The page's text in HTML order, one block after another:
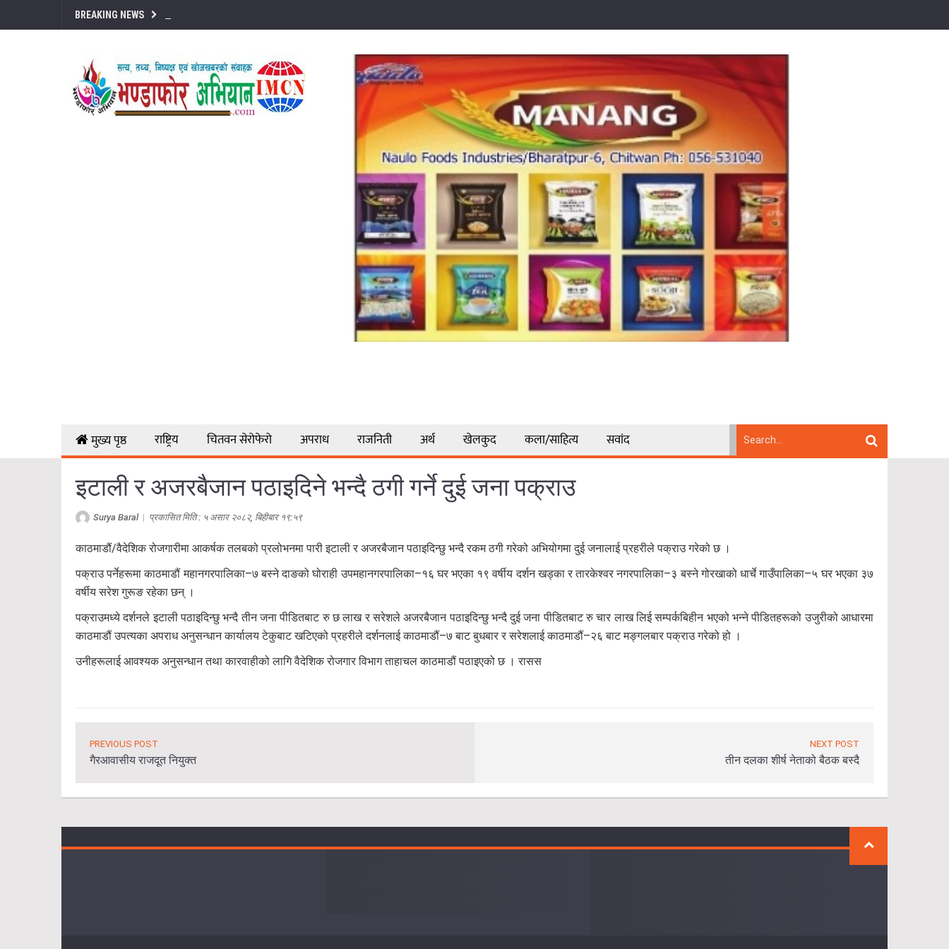
BREAKING NEWS
मुख्य पृष्ठ राष्ट्रिय चितवन सेरोफेरो अपराध राजनिती अर्थ खेलकुद कला/साहित्य सवांद
इटाली र अजरबैजान पठाइदिने भन्दै ठगी गर्ने दुई जना पक्राउ
Surya Baral| प्रकासित मिति : ५ असार २०८२, बिहीबार १९:५९
काठमाडौं/वैदेशिक रोजगारीमा आकर्षक तलबको प्रलोभनमा पारी इटाली र अजरबैजान पठाइदिन्छु भन्दै रकम ठगी गरेको अभियोगमा दुई जनालाई प्रहरीले पक्राउ गरेको छ ।
पक्राउ पर्नेहरूमा काठमाडौं महानगरपालिका–७ बस्ने दाङको घोराही उपमहानगरपालिका–१६ घर भएका १९ वर्षीय दर्शन खड्का र तारकेश्वर नगरपालिका–३ बस्ने गोरखाको धार्चे गाउँपालिका–५ घर भएका ३७
वर्षीय सरेश गुरूङ रहेका छन् ।
पक्राउमध्ये दर्शनले इटाली पठाइदिन्छु भन्दै तीन जना पीडितबाट रु छ लाख र सरेशले अजरबैजान पठाइदिन्छु भन्दै दुई जना पीडितबाट रु चार लाख लिई सम्पर्कबिहीन भएको भन्ने पीडितहरूको उजुरीको आधारमा
काठमाडौं उपत्यका अपराध अनुसन्धान कार्यालय टेकुबाट खटिएको प्रहरीले दर्शनलाई काठमाडौं–७ बाट बुधबार र सरेशलाई काठमाडौं–२६ बाट मङ्गलबार पक्राउ गरेको हो ।
उनीहरूलाई आवश्यक अनुसन्धान तथा कारवाहीको लागि वैदेशिक रोजगार विभाग ताहाचल काठमाडौं पठाइएको छ । रासस
PREVIOUS POST
गैरआवासीय राजदूत नियुक्त
NEXT POST
तीन दलका शीर्ष नेताको बैठक बस्दै